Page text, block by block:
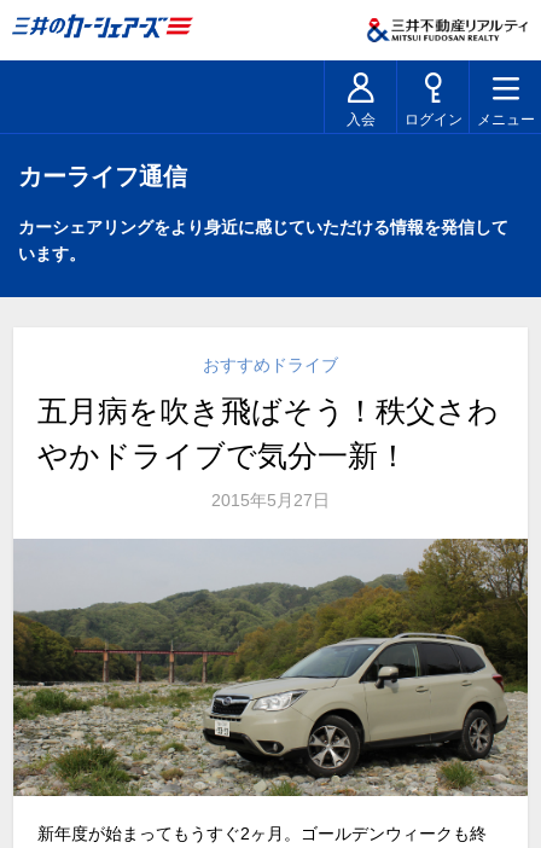
入会 ログイン メニュー
カーライフ通信
カーシェアリングをより身近に感じていただける情報を発信して
います。
おすすめドライブ
五月病を吹き飛ばそう！秩父さわ
やかドライブで気分一新！
2015年5月27日
新年度が始まってもうすぐ2ヶ月。ゴールデンウィークも終